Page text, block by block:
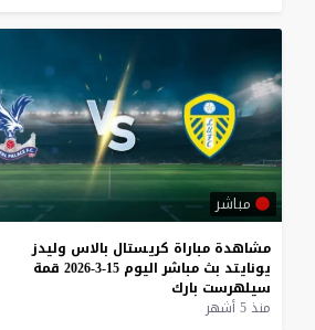
مباشر
مشاهدة مباراة كريستال بالاس وليدز
يونايتد بث مباشر اليوم 15-3-2026
قمة
سيلهرست بارك
منذ 5 أشهر